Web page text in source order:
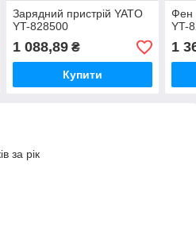
Зарядний пристрій YATO
YT-828500
1 088,89₴
Купити
Фен
YT-
1
за рік